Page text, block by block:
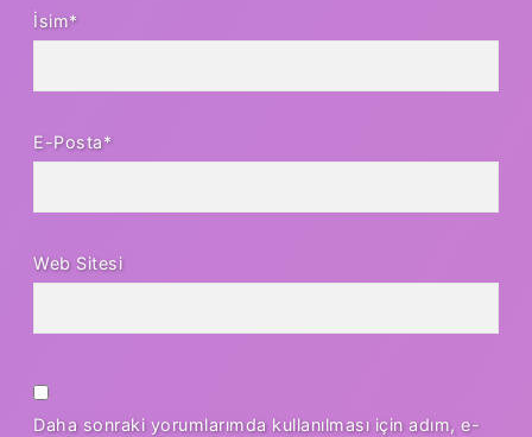
İsim*
E-Posta*
Web Sitesi
Daha sonraki yorumlarımda kullanılması için adım, e-